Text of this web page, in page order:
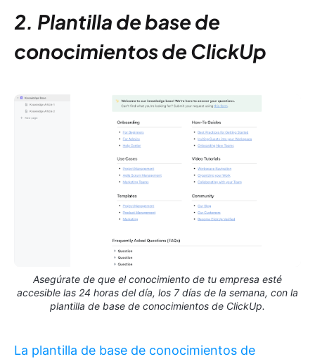
2. Plantilla de base de
conocimientos de ClickUp
Asegúrate de que el conocimiento de tu empresa esté
accesible las 24 horas del día, los 7 días de la semana, con la
plantilla de base de conocimientos de ClickUp.
La plantilla de base de conocimientos de